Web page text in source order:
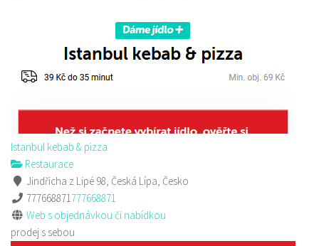
Istanbul kebab & pizza
Restaurace
Jindřicha z Lipé 98, Česká Lípa, Česko
777668871777668871
Web s objednávkou či nabídkou
prodej s sebou